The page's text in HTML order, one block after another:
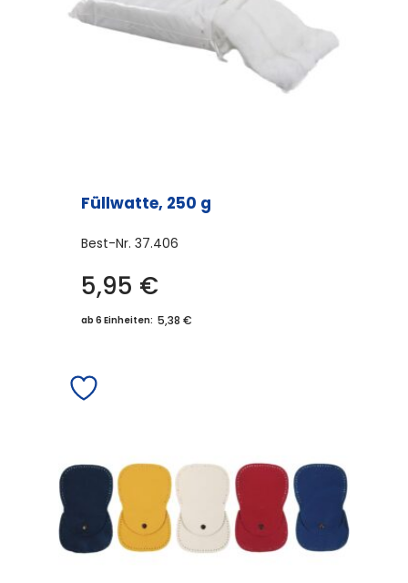
Füllwatte, 250 g
Best-Nr. 37.406
5,95 €
ab 6 Einheiten: 5,38 €